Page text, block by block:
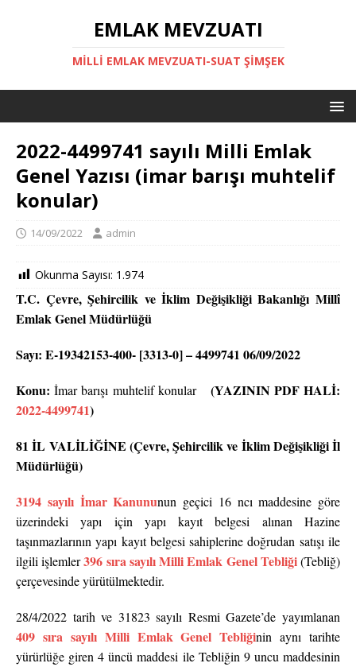
EMLAK MEVZUATI
MILLI EMLAK MEVZUATI-SUAT ŞİMŞEK
2022-4499741 sayılı Milli Emlak
Genel Yazısı (imar barışı muhtelif
konular)
14/09/2022 admin
Okunma Sayısı: 1.974
T.C. Çevre, Şehircilik ve İklim Değişikliği Bakanlığı Millî
Emlak Genel Müdürlüğü
Sayı: E-19342153-400- [3313-0] – 4499741 06/09/2022
Konu: İmar barışı muhtelif konular (YAZININ PDF HALİ:
2022-4499741)
81 İL VALİLİĞİNE (Çevre, Şehircilik ve İklim Değişikliği İl
Müdürlüğü)
3194 sayılı İmar Kanununun geçici 16 ncı maddesine göre
üzerindeki yapı için yapı kayıt belgesi alınan Hazine
taşınmazlarının yapı kayıt belgesi sahiplerine doğrudan satışı ile
ilgili işlemler396 sıra sayılı Milli Emlak Genel Tebliği(Tebliğ)
çerçevesinde yürütülmektedir.
28/4/2022 tarih ve 31823 sayılı Resmi Gazete’de yayımlanan
409 sıra sayılı Milli Emlak Genel Tebliğinin aynı tarihte
yürürlüğe giren 4 üncü maddesi ile Tebliğin 9 uncu maddesinin